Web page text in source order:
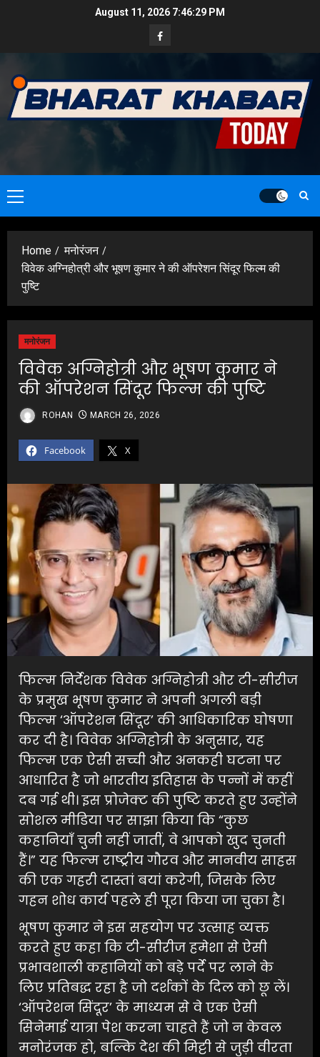
August 11, 2026 7:46:30 PM
Facebook
Primary
Menu
Home
मनोरंजन
विवेक अग्निहोत्री और भूषण कुमार ने की ऑपरेशन सिंदूर फिल्म की
पुष्टि
मनोरंजन
विवेक अग्निहोत्री और भूषण कुमार ने
की ऑपरेशन सिंदूर फिल्म की पुष्टि
Facebook X
ROHAN MARCH 26, 2026
फिल्म निर्देशक विवेक अग्निहोत्री और टी-सीरीज
के प्रमुख भूषण कुमार ने अपनी अगली बड़ी
फिल्म ‘ऑपरेशन सिंदूर’ की आधिकारिक घोषणा
कर दी है। विवेक अग्निहोत्री के अनुसार, यह
फिल्म एक ऐसी सच्ची और अनकही घटना पर
आधारित है जो भारतीय इतिहास के पन्नों में कहीं
दब गई थी। इस प्रोजेक्ट की पुष्टि करते हुए उन्होंने
सोशल मीडिया पर साझा किया कि “कुछ
कहानियाँ चुनी नहीं जातीं, वे आपको खुद चुनती
हैं।” यह फिल्म राष्ट्रीय गौरव और मानवीय साहस
की एक गहरी दास्तां बयां करेगी, जिसके लिए
गहन शोध कार्य पहले ही पूरा किया जा चुका है।
भूषण कुमार ने इस सहयोग पर उत्साह व्यक्त
करते हुए कहा कि टी-सीरीज हमेशा से ऐसी
प्रभावशाली कहानियों को बड़े पर्दे पर लाने के
लिए प्रतिबद्ध रहा है जो दर्शकों के दिल को छू लें।
‘ऑपरेशन सिंदूर’ के माध्यम से वे एक ऐसी
सिनेमाई यात्रा पेश करना चाहते हैं जो न केवल
मनोरंजक हो, बल्कि देश की मिट्टी से जुड़ी वीरता